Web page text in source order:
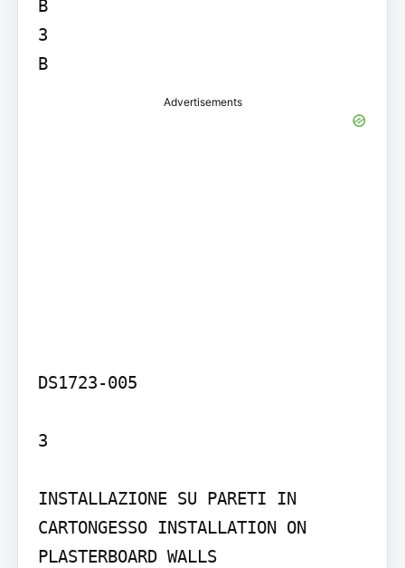
B
3
B
Advertisements
DS1723-005
3
INSTALLAZIONE SU PARETI IN
CARTONGESSO INSTALLATION ON
PLASTERBOARD WALLS